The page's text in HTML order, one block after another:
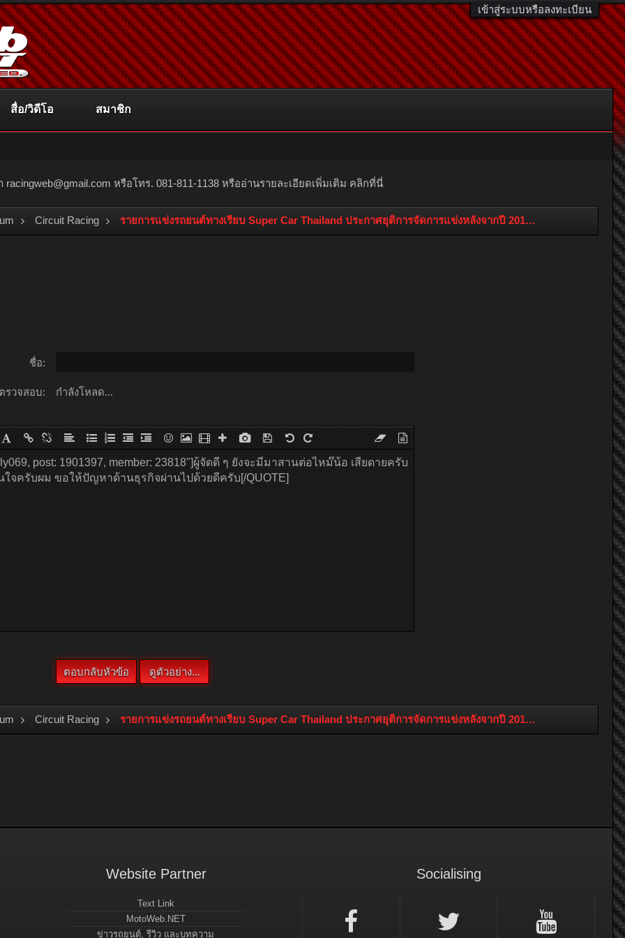
เข้าสู่ระบบหรือลงทะเบียน
racingweb@gmail.com หรือโทร. 081-811-1138 หรืออ่านรายละเอียดเพิ่มเติม คลิกที่นี่
Circuit Racing รายการแข่งรถยนต์ทางเรียบ Super Car Thailand ประกาศยุติการจัดการแข่งหลังจากปี 2013 เป็นต้นไป
ชื่อ:
รวจสอบ: กำลังโหลด...
Circuit Racing รายการแข่งรถยนต์ทางเรียบ Super Car Thailand ประกาศยุติการจัดการแข่งหลังจากปี 2013 เป็นต้นไป
สื่อ/วิดีโอ สมาชิก
Website Partner
Text Link
MotoWeb.NET
ข่าวรถยนต์, รีวิว และบทความ
Socialising